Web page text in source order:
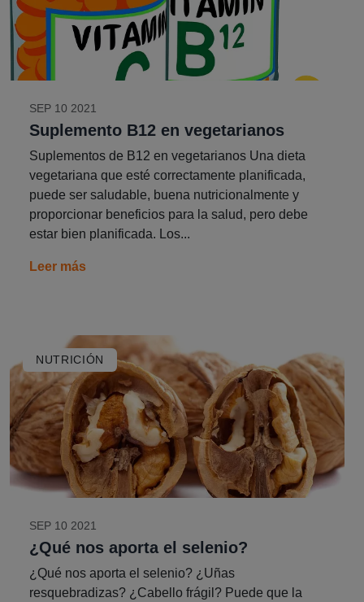
SEP 10 2021
Suplemento B12 en vegetarianos
Suplementos de B12 en vegetarianos Una dieta
vegetariana que esté correctamente planificada,
puede ser saludable, buena nutricionalmente y
proporcionar beneficios para la salud, pero debe
estar bien planificada. Los...
Leer más
NUTRICIÓN
SEP 10 2021
¿Qué nos aporta el selenio?
¿Qué nos aporta el selenio? ¿Uñas
resquebradizas? ¿Cabello frágil? Puede que la